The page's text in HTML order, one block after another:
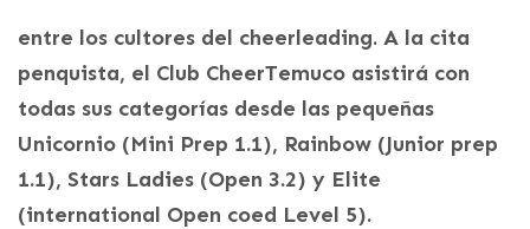
entre los cultores del cheerleading. A la cita
penquista, el Club CheerTemuco asistirá con
todas sus categorías desde las pequeñas
Unicornio (Mini Prep 1.1), Rainbow (Junior prep
1.1), Stars Ladies (Open 3.2) y Elite
(international Open coed Level 5).